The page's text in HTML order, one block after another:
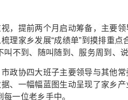
提前两个月启动筹备，主要领
理家乡发展“成绩单”到摸排重点
不到、随叫随到、服务周到、说
协四大班子主要领导与其他常
、一幅幅蓝图生动呈现了家乡
每一位老乡手中。